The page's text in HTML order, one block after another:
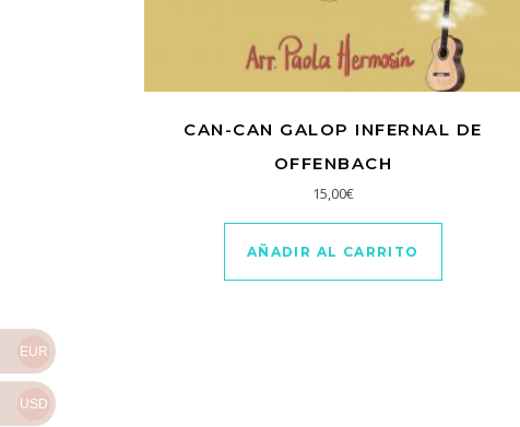
CAN-CAN GALOP INFERNAL DE
OFFENBACH
15,00€
AÑADIR AL CARRITO
EUR
USD